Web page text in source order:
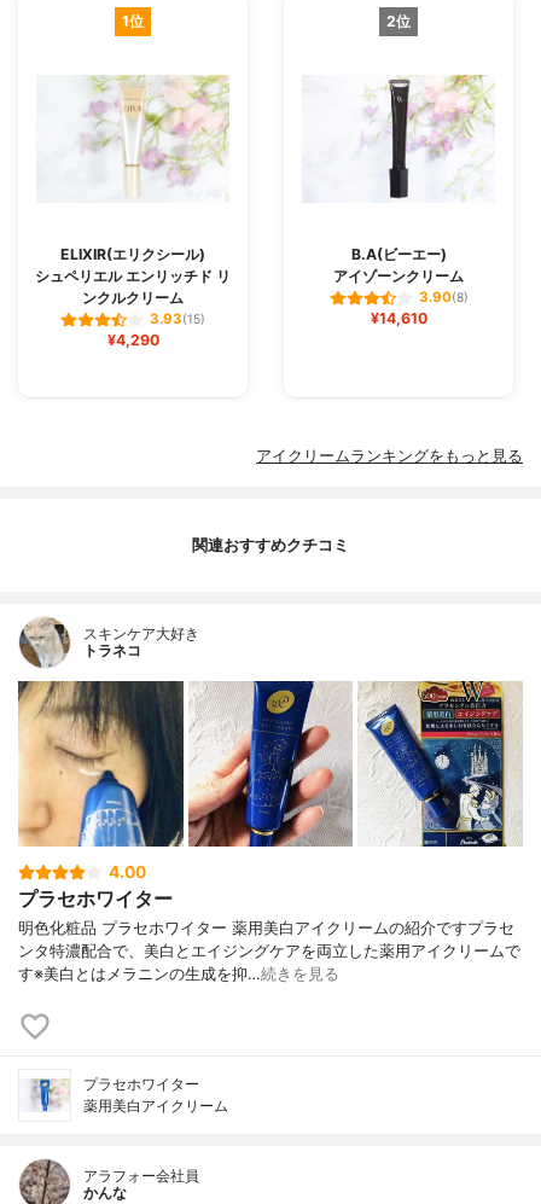
1位
ELIXIR(エリクシール)
シュペリエル エンリッチド リ
ンクルクリーム
3.93(15)
¥4,290
2位
B.A(ビーエー)
アイゾーンクリーム
3.90(8)
¥14,610
アイクリームランキングをもっと見る
関連おすすめクチコミ
スキンケア大好き
トラネコ
4.00
プラセホワイター
明色化粧品 プラセホワイター 薬用美白アイクリームの紹介ですプラセ
ンタ特濃配合で、美白とエイジングケアを両立した薬用アイクリームで
す※美白とはメラニンの生成を抑…続きを見る
プラセホワイター
薬用美白アイクリーム
アラフォー会社員
かんな